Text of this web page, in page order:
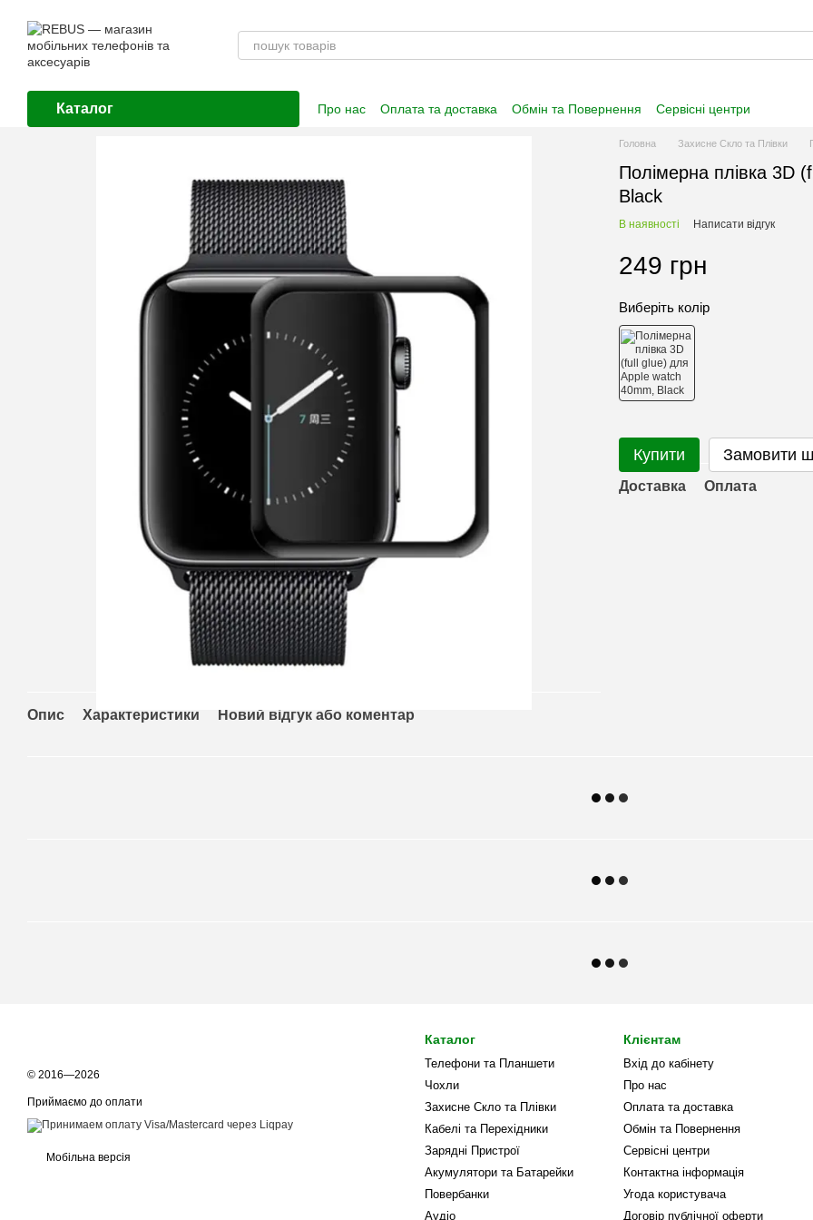
Каталог Про нас Оплата та доставка Обмін та Повернення
Сервісні центри
Опис Характеристики Новий відгук або коментар
Головна Захисне Скло та Плівки
Полімерна плівка 3D
Black
В наявності Написати відгук
249 грн
Виберіть колір
Купити Замовити
Доставка Оплата
© 2016—2026
Приймаємо до оплати
Мобільна версія
Каталог
Телефони та Планшети
Чохли
Захисне Скло та Плівки
Кабелі та Перехідники
Зарядні Пристрої
Акумулятори та Батарейки
Повербанки
Аудіо
Клієнтам
Вхід до кабінету
Про нас
Оплата та доставка
Обмін та Повернення
Сервісні центри
Контактна інформація
Угода користувача
Договір публічної оферти